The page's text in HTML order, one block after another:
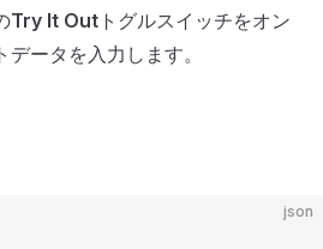
Try It Out トグルスイッチをオン
ータを入力します。
json